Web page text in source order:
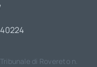
di Rovereto n.